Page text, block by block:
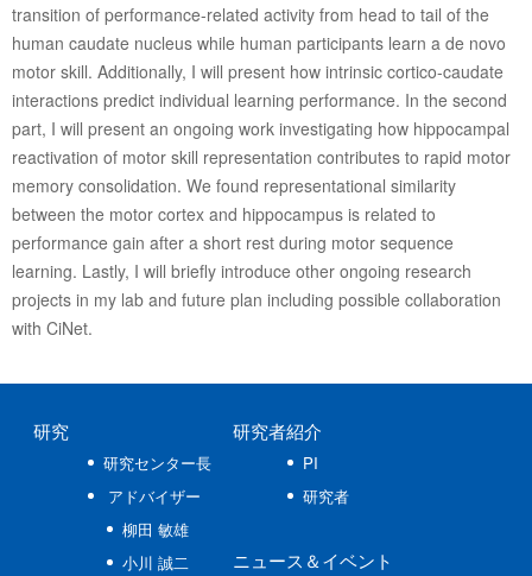
transition of performance-related activity from head to tail of the
human caudate nucleus while human participants learn a de novo
motor skill. Additionally, I will present how intrinsic cortico-caudate
interactions predict individual learning performance. In the second
part, I will present an ongoing work investigating how hippocampal
reactivation of motor skill representation contributes to rapid motor
memory consolidation. We found representational similarity
between the motor cortex and hippocampus is related to
performance gain after a short rest during motor sequence
learning. Lastly, I will briefly introduce other ongoing research
projects in my lab and future plan including possible collaboration
with CiNet.
研究
研究センター長
アドバイザー
柳田 敏雄
小川 誠二
研究者紹介
PI
研究者
ニュース ＆イベント